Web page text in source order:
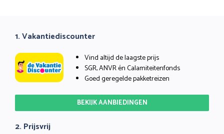
1. Vakantiediscounter
Vind altijd de laagste prijs
SGR, ANVR én Calamiteitenfonds
Goed geregelde pakketreizen
BEKIJK AANBIEDINGEN
2. Prijsvrij